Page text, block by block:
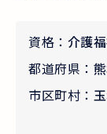
資格： 介護
都道府県：
市区町村：